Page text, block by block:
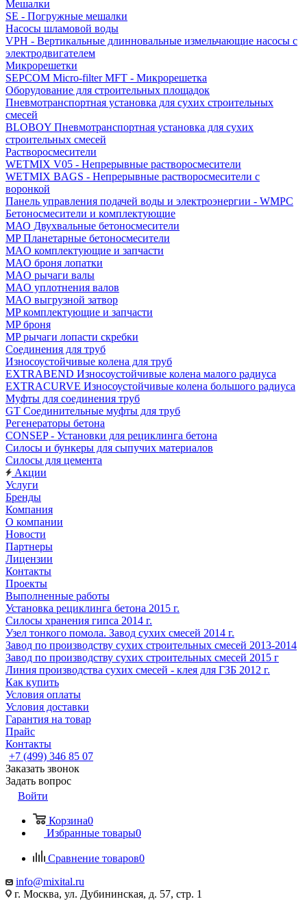
Мешалки
SE - Погружные мешалки
Насосы шламовой воды
VPH - Вертикальные длинновальные измельчающие насосы с
электродвигателем
Микрорешетки
SEPCOM Micro-filter MFT - Микрорешетка
Оборудование для строительных площадок
Пневмотранспортная установка для сухих строительных
смесей
BLOBOY Пневмотранспортная установка для сухих
строительных смесей
Растворосмесители
WETMIX V05 - Непрерывные растворосмесители
WETMIX BAGS - Непрерывные растворосмесители с
воронкой
Панель управления подачей воды и электроэнергии - WMPC
Бетоносмесители и комплектующие
МАО Двухвальные бетоносмесители
MP Планетарные бетоносмесители
MAO комплектующие и запчасти
MAO броня лопатки
MAO рычаги валы
MAO уплотнения валов
MAO выгрузной затвор
MP комплектующие и запчасти
MP броня
MP рычаги лопасти скребки
Соединения для труб
Износоустойчивые колена для труб
EXTRABEND Износоустойчивые колена малого радиуса
EXTRACURVE Износоустойчивые колена большого радиуса
Муфты для соединения труб
GT Соединительные муфты для труб
Регенераторы бетона
CONSEP - Установки для рециклинга бетона
Силосы и бункеры для сыпучих материалов
Силосы для цемента
Акции
Услуги
Бренды
Компания
О компании
Новости
Партнеры
Лицензии
Контакты
Проекты
Выполненные работы
Установка рециклинга бетона 2015 г.
Cилосы хранения гипса 2014 г.
Узел тонкого помола. Завод сухих смесей 2014 г.
Завод по производству сухих строительных смесей 2013-2014
Завод по производству сухих строительных смесей 2015 г
Линия производства сухих смесей - клея для ГЗБ 2012 г.
Как купить
Условия оплаты
Условия доставки
Гарантия на товар
Прайс
Контакты
+7 (499) 346 85 07
Заказать звонок
Задать вопрос
Войти
Корзина0
Избранные товары0
Сравнение товаров0
info@mixital.ru
г. Москва, ул. Дубининская, д. 57, стр. 1